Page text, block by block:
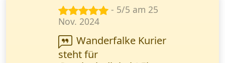
- 3/5 am 16
Apr. 2024
Ich habe eine
dringende Lieferung